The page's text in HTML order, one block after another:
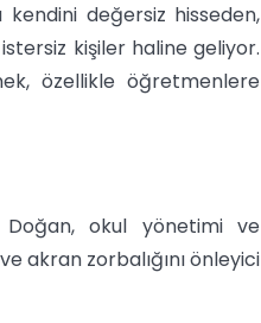
kendini değersiz hisseden,
kişiler haline geliyor.
özellikle öğretmenlere
okul yönetimi ve
akran zorbalığını önleyici